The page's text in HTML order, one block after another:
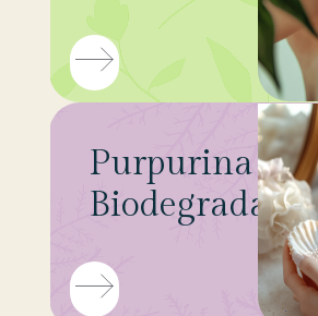
Purpurina
Biodegradable